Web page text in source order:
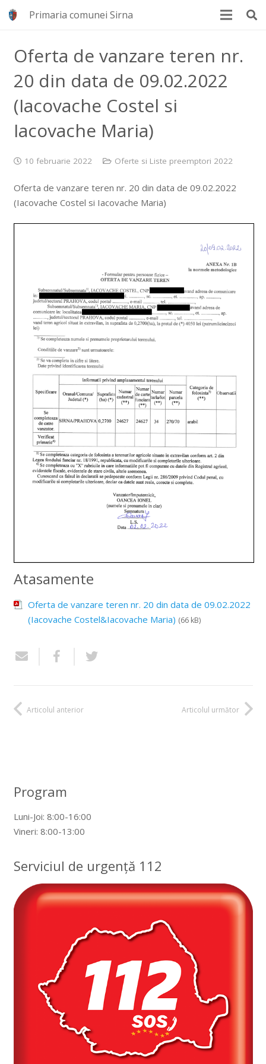
Primaria comunei Sirna
Oferta de vanzare teren nr.
20 din data de 09.02.2022
(Iacovache Costel si
Iacovache Maria)
10 februarie 2022 Oferte si Liste preemptori 2022
Oferta de vanzare teren nr. 20 din data de 09.02.2022
(Iacovache Costel si Iacovache Maria)
Atasamente
Oferta de vanzare teren nr. 20 din data de 09.02.2022
(Iacovache Costel&Iacovache Maria) (66 kB)
Articolul anterior Articolul următor
Program
Luni-Joi: 8:00-16:00
Vineri: 8:00-13:00
Serviciul de urgență 112